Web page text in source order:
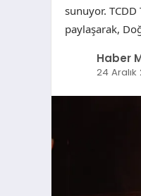
sunuyor. TCDD
paylaşarak,
Haber
24 Aralık